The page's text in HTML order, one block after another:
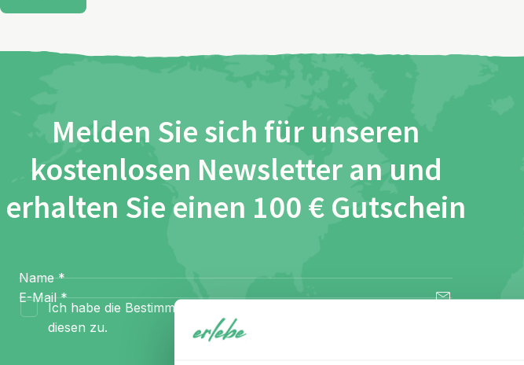
Melden Sie sich für unseren
kostenlosen Newsletter an und
erhalten Sie einen 100 € Gutschein
Name *
E-Mail *
Ich habe die Bestimmungen zum
diesen zu.